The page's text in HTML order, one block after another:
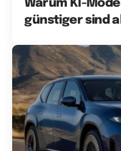
Warum KI-
günstiger sind